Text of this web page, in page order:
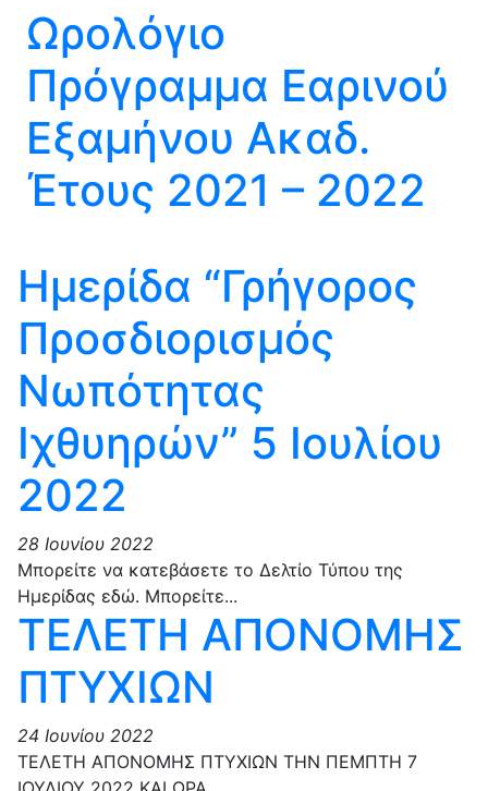
Ωρολόγιο
Πρόγραμμα Εαρινού
Εξαμήνου Ακαδ.
Έτους 2021 – 2022
Ημερίδα “Γρήγορος
Προσδιορισμός
Νωπότητας
Ιχθυηρών” 5 Ιουλίου
2022
28 Ιουνίου 2022
Μπορείτε να κατεβάσετε το Δελτίο Τύπου της
Ημερίδας εδώ. Μπορείτε...
ΤΕΛΕΤΗ ΑΠΟΝΟΜΗΣ
ΠΤΥΧΙΩΝ
24 Ιουνίου 2022
ΤΕΛΕΤΗ ΑΠΟΝΟΜΗΣ ΠΤΥΧΙΩΝ ΤΗΝ ΠΕΜΠΤΗ 7